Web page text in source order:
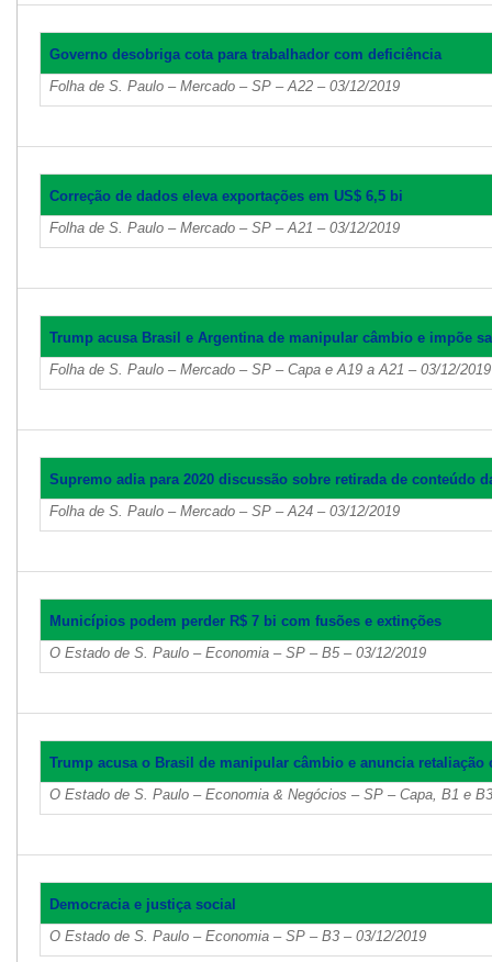
Governo desobriga cota para trabalhador com deficiência
Folha de S. Paulo – Mercado – SP – A22 – 03/12/2019
Correção de dados eleva exportações em US$ 6,5 bi
Folha de S. Paulo – Mercado – SP – A21 – 03/12/2019
Trump acusa Brasil e Argentina de manipular câmbio e impõe
Folha de S. Paulo – Mercado – SP – Capa e A19 a A21 – 03/12/2019
Supremo adia para 2020 discussão sobre retirada de conteúdo
Folha de S. Paulo – Mercado – SP – A24 – 03/12/2019
Municípios podem perder R$ 7 bi com fusões e extinções
O Estado de S. Paulo – Economia – SP – B5 – 03/12/2019
Trump acusa o Brasil de manipular câmbio e anuncia retaliação
O Estado de S. Paulo – Economia & Negócios – SP – Capa, B1 e
Democracia e justiça social
O Estado de S. Paulo – Economia – SP – B3 – 03/12/2019